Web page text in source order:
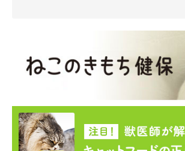
愛猫のお手入れをする